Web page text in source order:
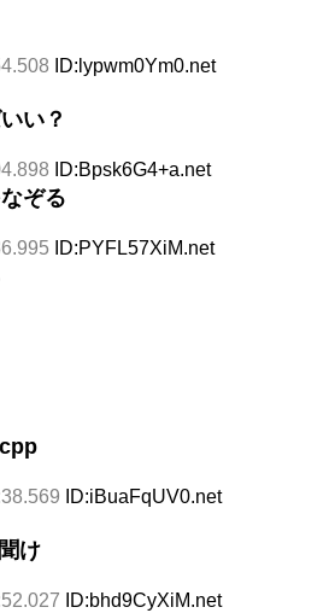
ID:lypwm0Ym0.net
い？
ID:Bpsk6G4+a.net
ぞる
ID:PYFL57XiM.net
ID:iBuaFqUV0.net
け
ID:bhd9CyXiM.net